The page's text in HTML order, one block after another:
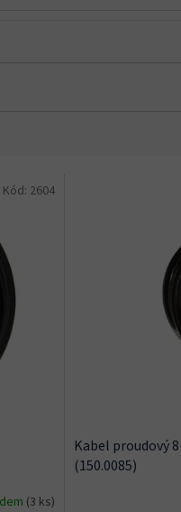
(3 ks)
Kód: 2604
Kabel proudový
(150.0085)